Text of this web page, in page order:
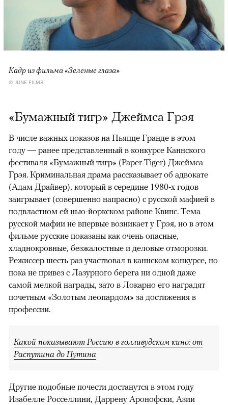
Кадр из фильма «Зеленые глаза»
© JUNE FILMS
«Бумажный тигр» Джеймса Грэя
В числе важных показов на Пьяцце Гранде в этом
году — ранее представленный в конкурсе Каннского
фестиваля «Бумажный тигр» (Paper Tiger) Джеймса
Грэя. Криминальная драма рассказывает об адвокате
(Адам Драйвер), который в середине 1980-х годов
заигрывает (совершенно напрасно) с русской мафией в
подвластном ей нью-йоркском районе Квинс. Тема
русской мафии не впервые возникает у Грэя, но в этом
фильме русские показаны как очень опасные,
хладнокровные, безжалостные и деловые отморозки.
Режиссер шесть раз участвовал в каннском конкурсе, но
пока не привез с Лазурного берега ни одной даже
самой мелкой награды, зато в Локарно его наградят
почетным «Золотым леопардом» за достижения в
профессии.
Какой показывают Россию в голливудском кино: от
Распутина до Путина
Другие подобные почести достанутся в этом году
Изабелле Росселлини, Даррену Аронофски, Азии